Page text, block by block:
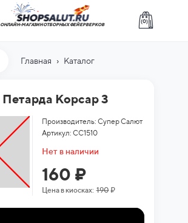
(0)
ОНЛАЙН-МАГАЗИН ОТБОРНЫХ ФЕЙЕРВЕРКОВ
Главная › Каталог
Петарда Корсар 3
Производитель: Супер Салют
Артикул: СС1510
Нет в наличии
160 ₽
Цена в киосках:190₽